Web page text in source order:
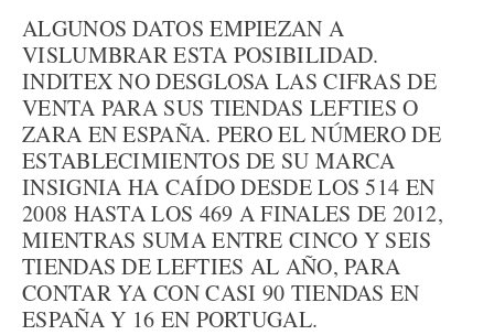
ALGUNOS DATOS EMPIEZAN A
VISLUMBRAR ESTA POSIBILIDAD.
INDITEX NO DESGLOSA LAS CIFRAS DE
VENTA PARA SUS TIENDAS LEFTIES O
ZARA EN ESPAÑA. PERO EL NÚMERO DE
ESTABLECIMIENTOS DE SU MARCA
INSIGNIA HA CAÍDO DESDE LOS 514 EN
2008 HASTA LOS 469 A FINALES DE 2012,
MIENTRAS SUMA ENTRE CINCO Y SEIS
TIENDAS DE LEFTIES AL AÑO, PARA
CONTAR YA CON CASI 90 TIENDAS EN
ESPAÑA Y 16 EN PORTUGAL.